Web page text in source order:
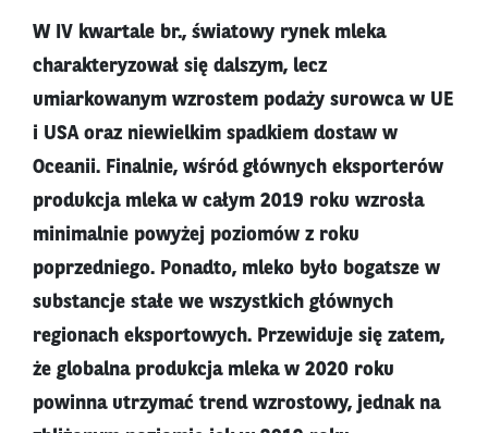
W IV kwartale br., światowy rynek mleka
charakteryzował się dalszym, lecz
umiarkowanym wzrostem podaży surowca w UE
i USA oraz niewielkim spadkiem dostaw w
Oceanii. Finalnie, wśród głównych eksporterów
produkcja mleka w całym 2019 roku wzrosła
minimalnie powyżej poziomów z roku
poprzedniego. Ponadto, mleko było bogatsze w
substancje stałe we wszystkich głównych
regionach eksportowych. Przewiduje się zatem,
że globalna produkcja mleka w 2020 roku
powinna utrzymać trend wzrostowy, jednak na